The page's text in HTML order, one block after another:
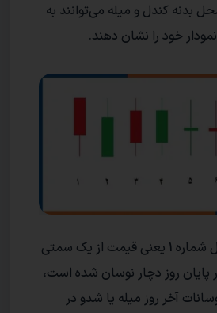
بدنه کندل و میله می‌توانند به
خود را نشان دهند.
به‌عنوان مثال شکل شماره 1 یعنی قیمت از یک سمتی
پایان روز دچار نوسان شده است،
آخر روز میله یا شدو در